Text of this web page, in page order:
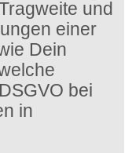
und
einer
Dein
bei
in